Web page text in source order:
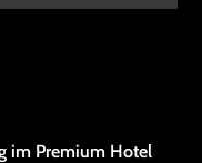
im Premium Hotel